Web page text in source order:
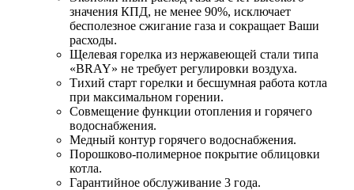
значения КПД, не менее 90%, исключает
бесполезное сжигание газа и сокращает Ваши
расходы.
Щелевая горелка из нержавеющей стали типа
«BRAY» не требует регулировки воздуха.
Тихий старт горелки и бесшумная работа котла
при максимальном горении.
Совмещение функции отопления и горячего
водоснабжения.
Медный контур горячего водоснабжения.
Порошково-полимерное покрытие облицовки
котла.
Гарантийное обслуживание 3 года.